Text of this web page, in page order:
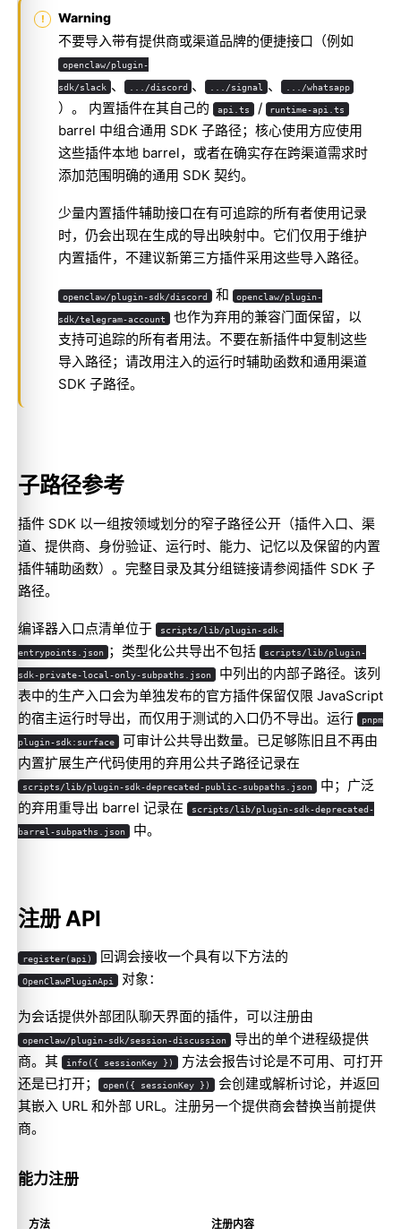
Warning
不要导入带有提供商或渠道品牌的便捷接口（例如
openclaw/plugin-
sdk/slack 、 .../discord 、 .../signal 、 .../whatsapp
）。 内置插件在其自己的 api.ts / runtime-api.ts
barrel 中组合通用 SDK 子路径；核心使用方应使用
这些插件本地 barrel，或者在确实存在跨渠道需求时
添加范围明确的通用 SDK 契约。
少量内置插件辅助接口在有可追踪的所有者使用记录
时，仍会出现在生成的导出映射中。它们仅用于维护
内置插件，不建议新第三方插件采用这些导入路径。
openclaw/plugin-sdk/discord 和 openclaw/plugin-
sdk/telegram-account 也作为弃用的兼容门面保留，以
支持可追踪的所有者用法。不要在新插件中复制这些
导入路径；请改用注入的运行时辅助函数和通用渠道
SDK 子路径。
子路径参考
插件 SDK 以一组按领域划分的窄子路径公开（插件入口、渠
道、提供商、身份验证、运行时、能力、记忆以及保留的内置
插件辅助函数）。完整目录及其分组链接请参阅插件 SDK 子
路径。
编译器入口点清单位于 scripts/lib/plugin-sdk-
entrypoints.json ；类型化公共导出不包括 scripts/lib/plugin-
sdk-private-local-only-subpaths.json 中列出的内部子路径。该列
表中的生产入口会为单独发布的官方插件保留仅限 JavaScript
的宿主运行时导出，而仅用于测试的入口仍不导出。运行
pnpm
plugin-sdk:surface 可审计公共导出数量。已足够陈旧且不再由
内置扩展生产代码使用的弃用公共子路径记录在
scripts/lib/plugin-sdk-deprecated-public-subpaths.json 中；广泛
的弃用重导出 barrel 记录在
scripts/lib/plugin-sdk-deprecated-
barrel-subpaths.json 中。
注册 API
register(api) 回调会接收一个具有以下方法的
OpenClawPluginApi 对象：
为会话提供外部团队聊天界面的插件，可以注册由
openclaw/plugin-sdk/session-discussion 导出的单个进程级提供
商。其
info({ sessionKey }) 方法会报告讨论是不可用、可打开
还是已打开；
open({ sessionKey }) 会创建或解析讨论，并返回
其嵌入 URL 和外部 URL。注册另一个提供商会替换当前提供
商。
能力注册
方法 注册内容